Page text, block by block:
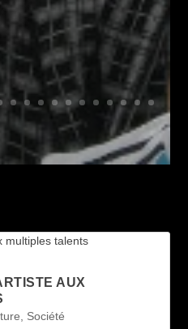
AUX
Société